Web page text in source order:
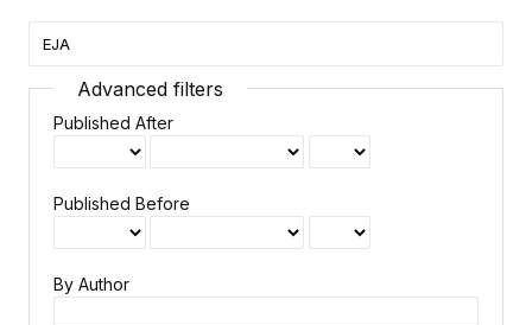
Advanced filters
Published After
Published Before
By Author